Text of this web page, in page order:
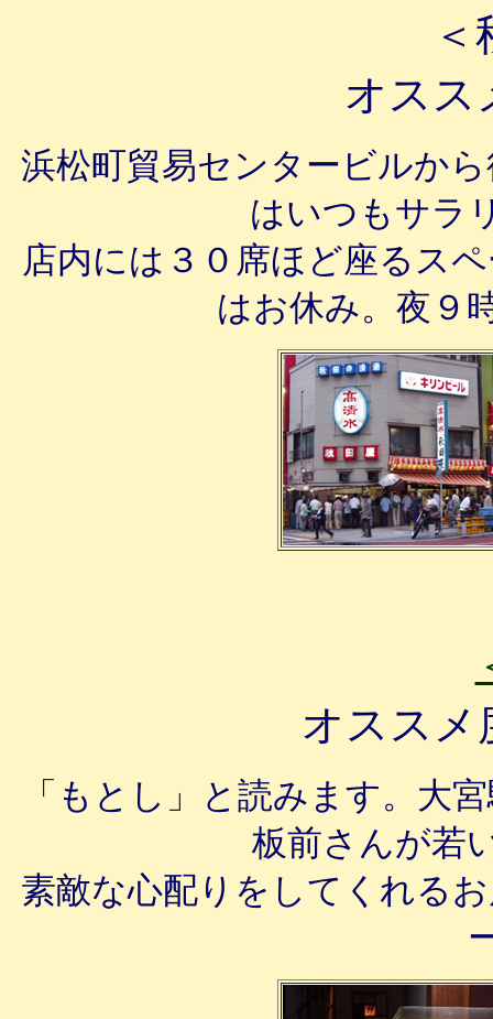
オス
浜松町貿易センタービルか
はいつもサラ
店内には３０席ほど座るス
はお休み。夜９
オスス
「もとし」と読みます。大
板前さんが若
素敵な心配りをしてくれる